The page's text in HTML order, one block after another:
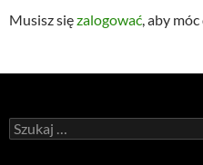
Musisz sięzalogować, aby
Szukaj: